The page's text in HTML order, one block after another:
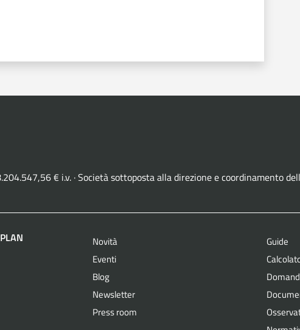
€ i.v. · Società sottoposta alla direzione e coordinamento
Novità
Eventi
Blog
Newsletter
Press room
Guide